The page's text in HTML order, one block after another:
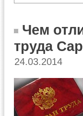
Чем
труда
24.03.2014